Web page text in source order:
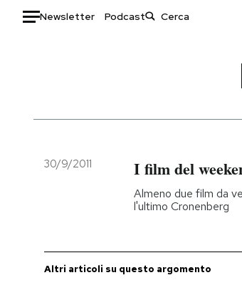
Newsletter Podcast
Italia
Politica
Economia
Moda
Ok Boomer!
Altrecose
30/9/2011 I film del
Almeno due film da
l'ultimo Cronenberg
Altri articoli su questo argomento